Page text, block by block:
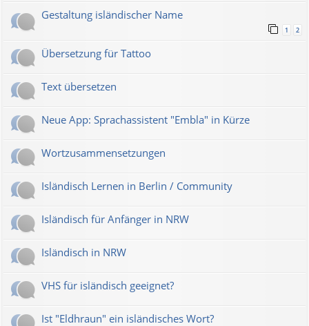
Gestaltung isländischer Name
1 2
Übersetzung für Tattoo
Text übersetzen
Neue App: Sprachassistent "Embla" in Kürze
Wortzusammensetzungen
Isländisch Lernen in Berlin / Community
Isländisch für Anfänger in NRW
Isländisch in NRW
VHS für isländisch geeignet?
Ist "Eldhraun" ein isländisches Wort?